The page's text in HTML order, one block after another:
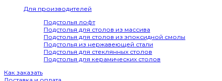
Для производителей
Подстолья лофт
Подстолья для столов из массива
Подстолья для столов из эпоксидной смолы
Подстолья из нержавеющей стали
Подстолья для стеклянных столов
Подстолья для керамических столов
Как заказать